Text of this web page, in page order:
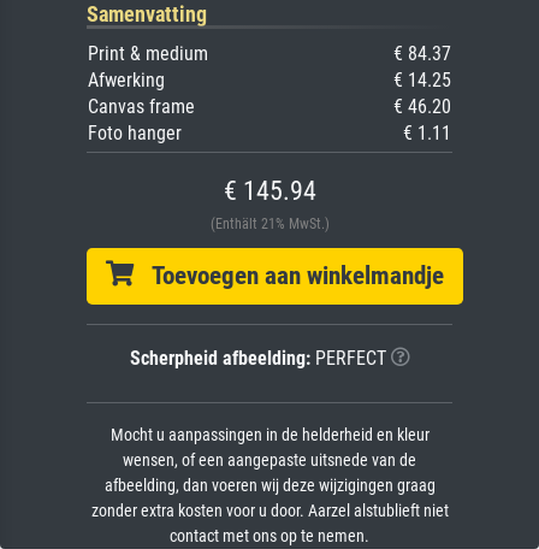
Samenvatting
Print & medium
€ 84.37
Afwerking
€ 14.25
Canvas frame
€ 46.20
Foto hanger
€ 1.11
€ 145.94
(Enthält 21% MwSt.)
Toevoegen aan winkelmandje
Scherpheid afbeelding:PERFECT
Mocht u aanpassingen in de helderheid en kleur
wensen, of een aangepaste uitsnede van de
afbeelding, dan voeren wij deze wijzigingen graag
zonder extra kosten voor u door. Aarzel alstublieft niet
contact met ons op te nemen.